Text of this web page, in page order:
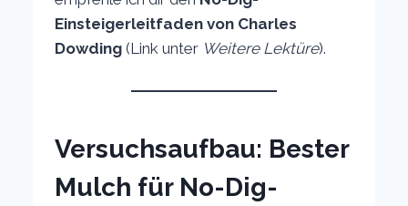
Einsteigerleitfaden von Charles
Dowding (Link unter Weitere Lektüre).
Versuchsaufbau: Bester
Mulch für No-Dig-